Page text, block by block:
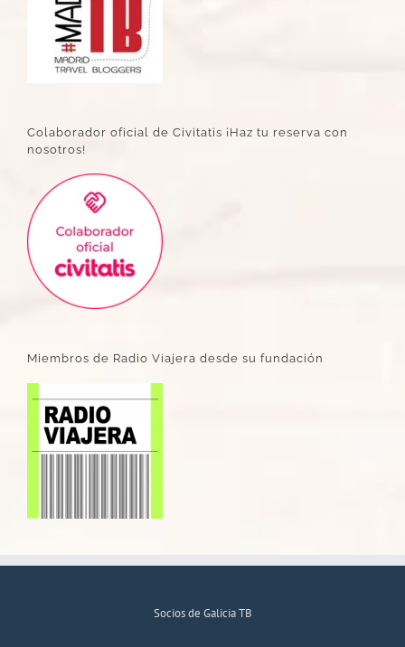
Colaborador oficial de Civitatis ¡Haz tu reserva con
nosotros!
Miembros de Radio Viajera desde su fundación
Socios de Galicia TB